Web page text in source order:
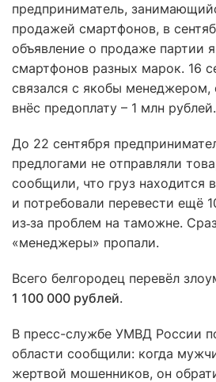
предприниматель,
продажей смартфонов, в
объявление о продаже партии
смартфонов разных марок. 16
связался с якобы менеджером,
внёс предоплату – 1 млн рублей.
До 22 сентября
предлогами не отправляли
сообщили, что груз находится
и потребовали перевести ещё
из‑за проблем на таможне.
«менеджеры» пропали.
Всего белгородец перевёл
1 100 000 рублей.
В пресс-службе УМВД России
области сообщили: когда
жертвой мошенников, он